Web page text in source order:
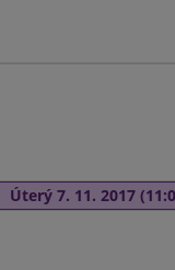
Úterý 7. 11. 2017